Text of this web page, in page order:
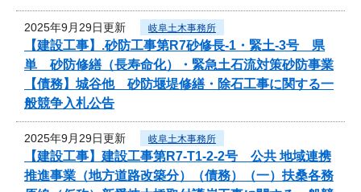
2025年9月29日更新 岐阜土木事務所
【建設工事】.砂防工事第R7砂修長-1・緊土-3号 県
単 砂防修繕（長寿命化）・緊急土石流対策砂防事業
【債務】城谷他 砂防堰堤修繕・除石工事に関する一
般競争入札公告
2025年9月29日更新 岐阜土木事務所
【建設工事】建設工事第R7-T1-2-2号 公共 地域連携
推進事業（地方道路改築分）（債務）（一）扶桑各務